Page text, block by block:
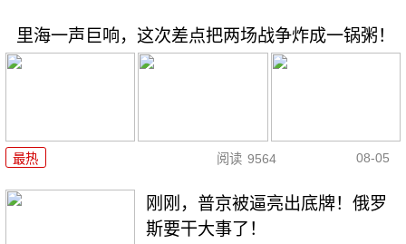
里海一声巨响，这次差点把两场战争炸成一锅粥！
最热 阅读 9564 08-05
刚刚，普京被逼亮出底牌！俄罗
斯要干大事了！